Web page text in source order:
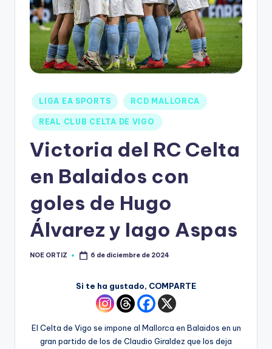
LIGA EA SPORTS RCD MALLORCA
REAL CLUB CELTA DE VIGO
Victoria del RC Celta
en Balaidos con
goles de Hugo
Álvarez y Iago Aspas
NOE ORTIZ 6 de diciembre de 2024
Si te ha gustado, COMPARTE
El Celta de Vigo se impone al Mallorca en Balaidos en un
gran partido de los de Claudio Giraldez que los deja